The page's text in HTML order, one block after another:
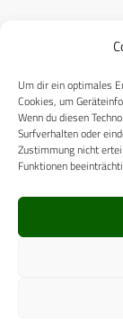
Um dir ein optimales
Cookies, um
Wenn du diesen
Surfverhalten oder
Zustimmung nicht
Funktionen
Cookie-